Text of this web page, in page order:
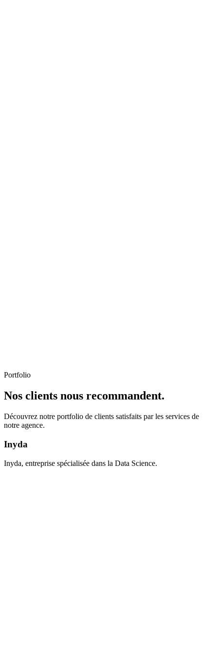
Portfolio
Nos clients nous recommandent.
Découvrez notre portfolio de clients satisfaits par les services de
notre agence.
Inyda
Inyda, entreprise spécialisée dans la Data Science.